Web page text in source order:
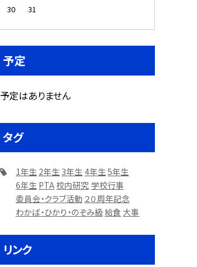
30
31
予定
予定はありません
タグ
1年生 2年生 3年生 4年生 5年生
6年生 PTA 校内研究 学校行事
委員会・クラブ活動 ２０周年記念
わかば・ひかり・のぞみ級 給食 大事
リンク